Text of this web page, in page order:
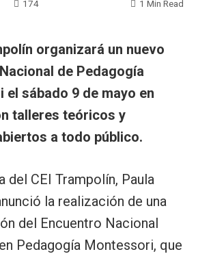
174 1 Min Read
organizará un nuevo
de Pedagogía
el sábado 9 de mayo en
talleres teóricos y
a todo público.
del CEI Trampolín, Paula
la realización de una
del Encuentro Nacional
Pedagogía Montessori, que